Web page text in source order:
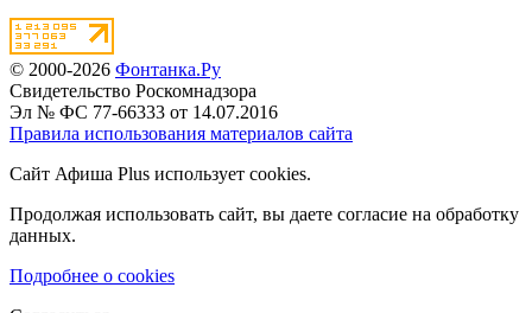
© 2000-2026 Фонтанка.Ру
Свидетельство Роскомнадзора
Эл № ФС 77-66333 от 14.07.2016
Правила использования материалов сайта
Сайт Афиша Plus использует cookies.
Продолжая использовать сайт, вы даете согласие на обработку
данных.
Подробнее о cookies